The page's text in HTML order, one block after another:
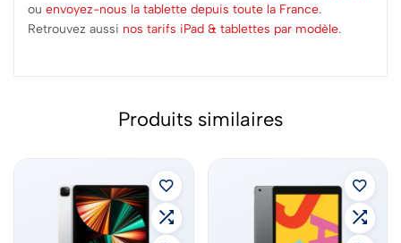
ou envoyez-nous la tablette depuis toute la France.
Retrouvez aussi nos tarifs iPad & tablettes par modèle.
Produits similaires